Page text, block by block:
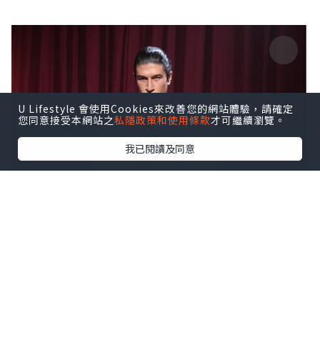
U Lifestyle 會使用Cookies來改善您的網站體驗，請確定
您同意接受本網站之私隱政策和使用條款才可繼續瀏覽。
我已閱讀及同意